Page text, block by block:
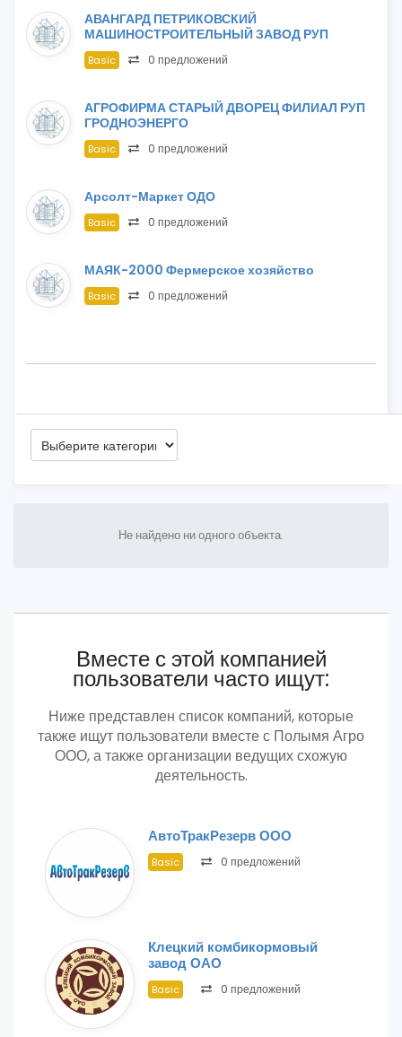
АВАНГАРД ПЕТРИКОВСКИЙ
МАШИНОСТРОИТЕЛЬНЫЙ ЗАВОД РУП
Basic 0 предложений
АГРОФИРМА СТАРЫЙ ДВОРЕЦ ФИЛИАЛ РУП
ГРОДНОЭНЕРГО
Basic 0 предложений
Арсолт-Маркет ОДО
Basic 0 предложений
МАЯК-2000 Фермерское хозяйство
Basic 0 предложений
Не найдено ни одного объекта.
Вместе с этой компанией
пользователи часто ищут:
Ниже представлен список компаний, которые
также ищут пользователи вместе с Полымя Агро
ООО, а также организации ведущих схожую
деятельность.
АвтоТракРезерв ООО
Basic 0 предложений
Клецкий комбикормовый
завод ОАО
Basic 0 предложений